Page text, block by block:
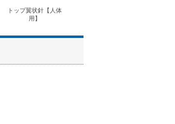
トップ翼状針【人体
用】